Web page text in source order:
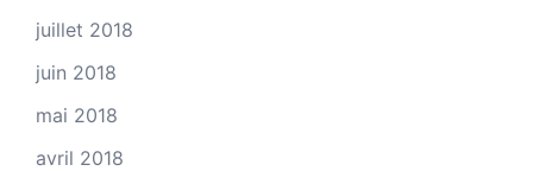
juillet 2018
juin 2018
mai 2018
avril 2018